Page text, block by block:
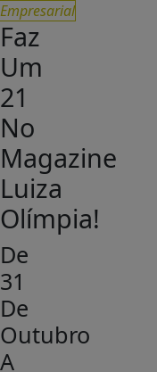
Empresarial
Faz
Um
21
No
Magazine
Luiza
Olímpia!
De
31
De
Outubro
A